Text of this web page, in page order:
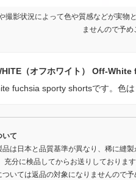
撮影状況によって色や質感などが実物
ませんので予め
（オフホワイト） Off-
fuchsia sporty shortsです。色は
いて
品は日本と品質基準が異なり、稀に縫
充分に検品してからお送りしておりま
ついては返品の対象になりませんので予